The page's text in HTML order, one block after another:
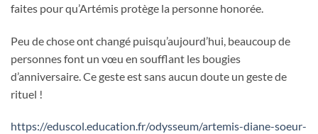
faites pour qu’Artémis protège la personne honorée.
Peu de chose ont changé puisqu’aujourd’hui, beaucoup de
personnes font un vœu en soufflant les bougies
d’anniversaire. Ce geste est sans aucun doute un geste de
rituel !
https://eduscol.education.fr/odysseum/artemis-diane-soeur-